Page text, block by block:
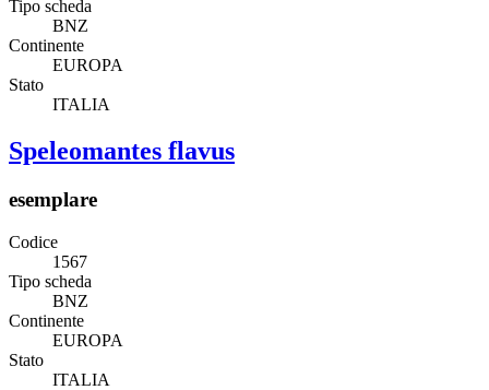
Tipo scheda
BNZ
Continente
EUROPA
Stato
ITALIA
Speleomantes flavus
esemplare
Codice
1567
Tipo scheda
BNZ
Continente
EUROPA
Stato
ITALIA